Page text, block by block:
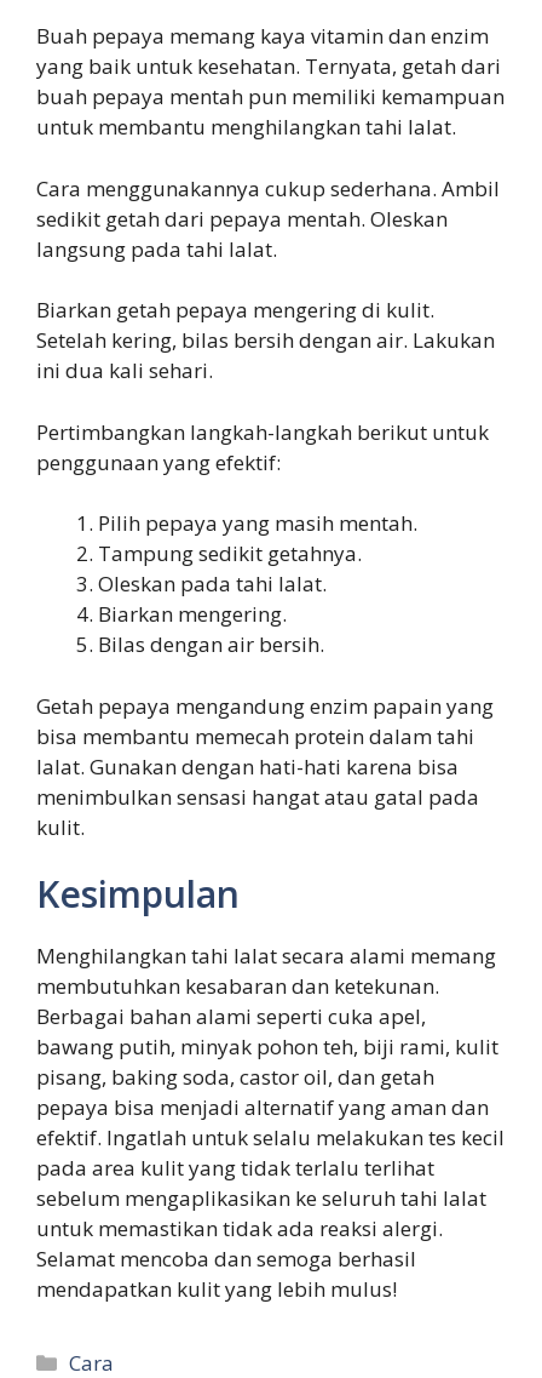
Buah pepaya memang kaya vitamin dan enzim
yang baik untuk kesehatan. Ternyata, getah dari
buah pepaya mentah pun memiliki kemampuan
untuk membantu menghilangkan tahi lalat.
Cara menggunakannya cukup sederhana. Ambil
sedikit getah dari pepaya mentah. Oleskan
langsung pada tahi lalat.
Biarkan getah pepaya mengering di kulit.
Setelah kering, bilas bersih dengan air. Lakukan
ini dua kali sehari.
Pertimbangkan langkah-langkah berikut untuk
penggunaan yang efektif:
Pilih pepaya yang masih mentah.
Tampung sedikit getahnya.
Oleskan pada tahi lalat.
Biarkan mengering.
Bilas dengan air bersih.
Getah pepaya mengandung enzim papain yang
bisa membantu memecah protein dalam tahi
lalat. Gunakan dengan hati-hati karena bisa
menimbulkan sensasi hangat atau gatal pada
kulit.
Kesimpulan
Menghilangkan tahi lalat secara alami memang
membutuhkan kesabaran dan ketekunan.
Berbagai bahan alami seperti cuka apel,
bawang putih, minyak pohon teh, biji rami, kulit
pisang, baking soda, castor oil, dan getah
pepaya bisa menjadi alternatif yang aman dan
efektif. Ingatlah untuk selalu melakukan tes kecil
pada area kulit yang tidak terlalu terlihat
sebelum mengaplikasikan ke seluruh tahi lalat
untuk memastikan tidak ada reaksi alergi.
Selamat mencoba dan semoga berhasil
mendapatkan kulit yang lebih mulus!
Categories
Cara